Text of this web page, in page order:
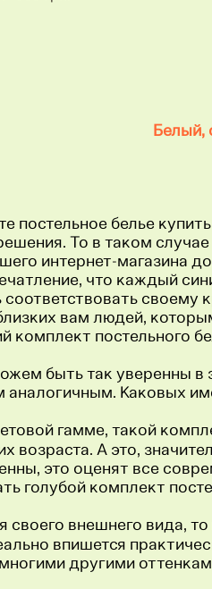
Белый,
постельное белье
То в таком
интернет-магазина
что каждый
своему
вам людей,
комплект постельного
быть так уверенны в
аналогичным. Каковых
гамме, такой
возраста. А это,
это оценят все
голубой комплект
своего внешнего вида,
впишется
другими